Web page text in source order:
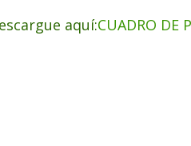
aquí:CUADRO DE